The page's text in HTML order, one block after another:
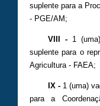
suplente para a
- PGE/AM;
VIII -1
suplente para o
Agricultura - FAEA;
IX -1 (uma)
para a